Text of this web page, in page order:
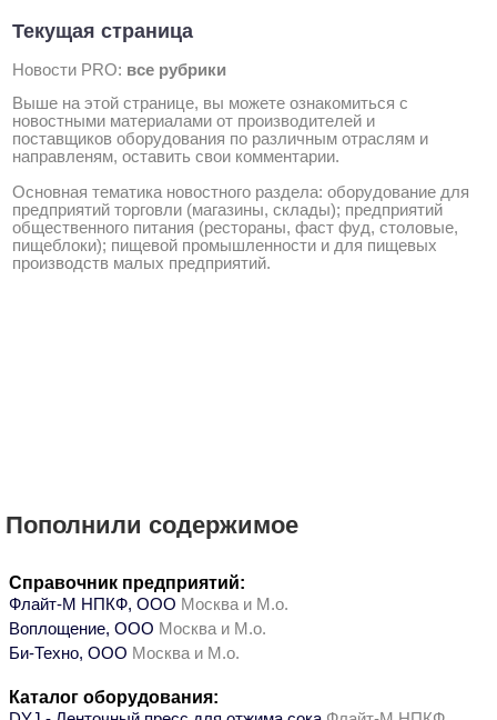
Текущая страница
Новости PRO: все рубрики
Выше на этой странице, вы можете ознакомиться с
новостными материалами от производителей и
поставщиков оборудования по различным отраслям и
направленям, оставить свои комментарии.
Основная тематика новостного раздела: оборудование для
предприятий торговли (магазины, склады); предприятий
общественного питания (рестораны, фаст фуд, столовые,
пищеблоки); пищевой промышленности и для пищевых
производств малых предприятий.
Пополнили содержимое
Справочник предприятий:
Флайт-М НПКФ, ООО Москва и М.о.
Воплощение, ООО Москва и М.о.
Би-Техно, ООО Москва и М.о.
Каталог оборудования: